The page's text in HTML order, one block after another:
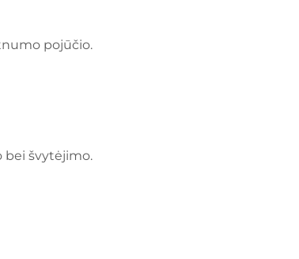
pojūčio.
bei švytėjimo.